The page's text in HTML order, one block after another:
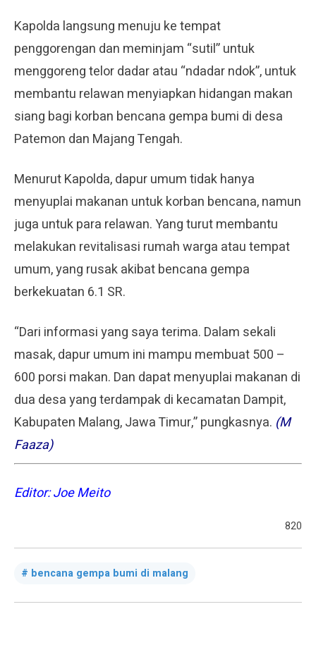
Kapolda langsung menuju ke tempat
penggorengan dan meminjam “sutil” untuk
menggoreng telor dadar atau “ndadar ndok”, untuk
membantu relawan menyiapkan hidangan makan
siang bagi korban bencana gempa bumi di desa
Patemon dan Majang Tengah.
Menurut Kapolda, dapur umum tidak hanya
menyuplai makanan untuk korban bencana, namun
juga untuk para relawan. Yang turut membantu
melakukan revitalisasi rumah warga atau tempat
umum, yang rusak akibat bencana gempa
berkekuatan 6.1 SR.
“Dari informasi yang saya terima. Dalam sekali
masak, dapur umum ini mampu membuat 500 –
600 porsi makan. Dan dapat menyuplai makanan di
dua desa yang terdampak di kecamatan Dampit,
Kabupaten Malang, Jawa Timur,” pungkasnya. (M
Faaza)
Editor: Joe Meito
820
bencana gempa bumi di malang